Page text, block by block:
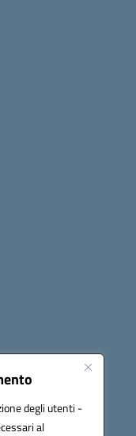
degli utenti -
al